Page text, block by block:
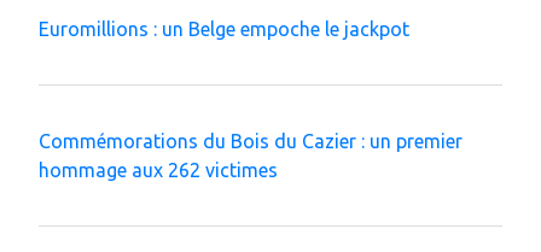
Euromillions : un Belge empoche le jackpot
Commémorations du Bois du Cazier : un premier
hommage aux 262 victimes